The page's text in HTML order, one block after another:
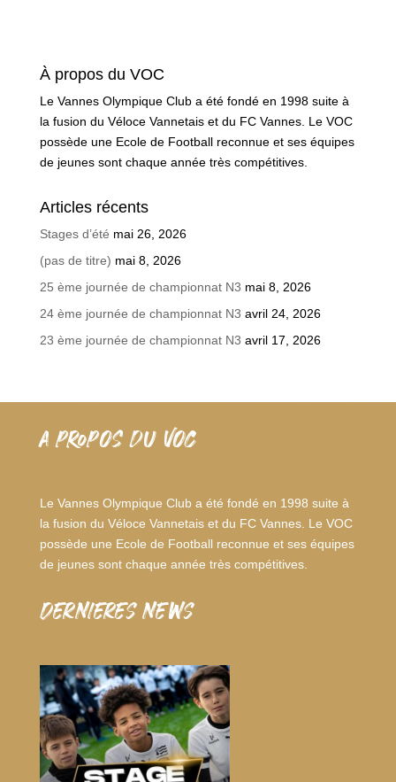
À propos du VOC
Le Vannes Olympique Club a été fondé en 1998 suite à
la fusion du Véloce Vannetais et du FC Vannes. Le VOC
possède une Ecole de Football reconnue et ses équipes
de jeunes sont chaque année très compétitives.
Articles récents
Stages d’été mai 26, 2026
(pas de titre) mai 8, 2026
25 ème journée de championnat N3 mai 8, 2026
24 ème journée de championnat N3 avril 24, 2026
23 ème journée de championnat N3 avril 17, 2026
A PROPOS DU VOC
Le Vannes Olympique Club a été fondé en 1998 suite à
la fusion du Véloce Vannetais et du FC Vannes. Le VOC
possède une Ecole de Football reconnue et ses équipes
de jeunes sont chaque année très compétitives.
dernieres news